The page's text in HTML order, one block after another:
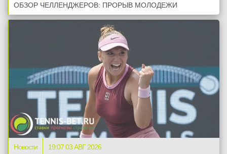
ОБЗОР ЧЕЛЛЕНДЖЕРОВ: ПРОРЫВ МОЛОДЕЖИ
Новости 19:07 03 АВГ 2026